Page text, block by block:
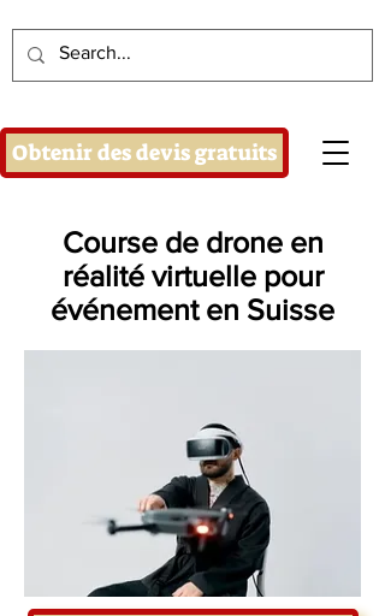
Obtenir des devis gratuits
Course de drone en
réalité virtuelle pour
événement en Suisse